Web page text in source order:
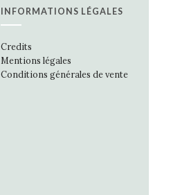
INFORMATIONS LÉGALES
Credits
Mentions légales
Conditions générales de vente